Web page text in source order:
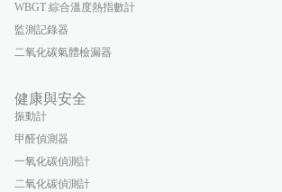
WBGT 綜合溫度熱指數計
監測記錄器
二氧化碳氣體檢漏器
健康與安全
振動計
甲醛偵測器
一氧化碳偵測計
二氧化碳偵測計